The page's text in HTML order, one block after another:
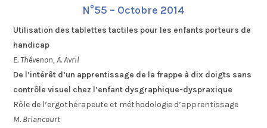
N°55 – Octobre 2014
Utilisation des tablettes tactiles pour les enfants porteurs de
handicap
E. Thévenon, A. Avril
De l’intérêt d’un apprentissage de la frappe à dix doigts sans
contrôle visuel chez l’enfant dysgraphique-dyspraxique
Rôle de l’ergothérapeute et méthodologie d’apprentissage
M. Briancourt